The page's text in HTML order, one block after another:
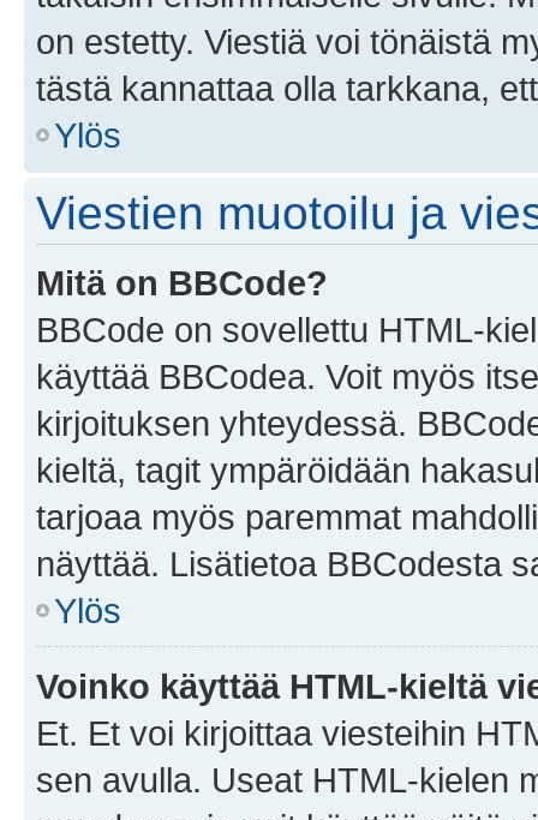
on estetty. Viestiä voi tönäistä
tästä kannattaa olla tarkkana,
Ylös
Viestien muotoilu ja
Mitä on BBCode?
BBCode on sovellettu HTML-
käyttää BBCodea. Voit myös
kirjoituksen yhteydessä.
kieltä, tagit ympäröidään
tarjoaa myös paremmat
näyttää. Lisätietoa BBCodesta
Ylös
Voinko käyttää HTML-kieltä
Et. Et voi kirjoittaa viesteihin
sen avulla. Useat HTML-kielen